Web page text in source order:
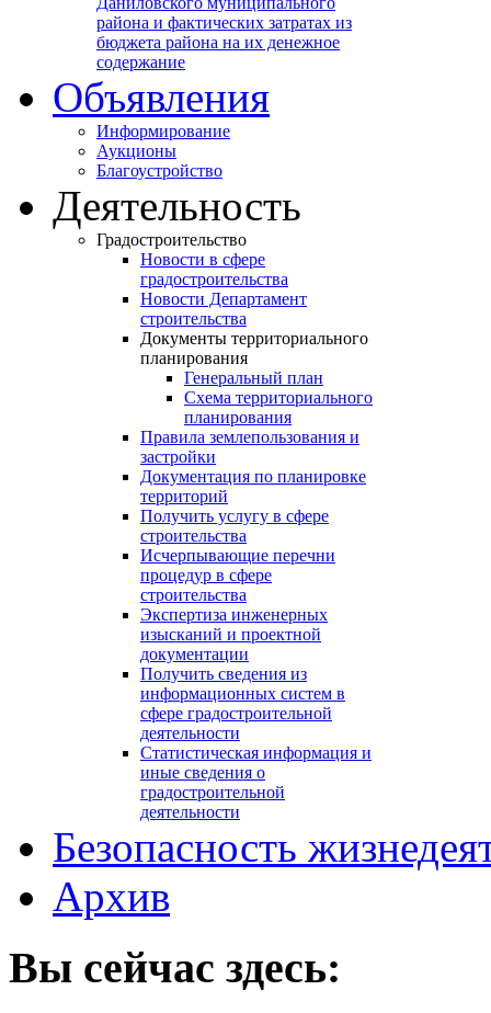
района и фактических затратах из
бюджета района на их денежное
содержание
Объявления
Информирование
Аукционы
Благоустройство
Деятельность
Градостроительство
Новости в сфере
градостроительства
Новости Департамент
строительства
Документы территориального
планирования
Генеральный план
Схема территориального
планирования
Правила землепользования и
застройки
Документация по планировке
территорий
Получить услугу в сфере
строительства
Исчерпывающие перечни
процедур в сфере
строительства
Экспертиза инженерных
изысканий и проектной
документации
Получить сведения из
информационных систем в
сфере градостроительной
деятельности
Статистическая информация и
иные сведения о
градостроительной
деятельности
Безопасность
Архив
Вы сейчас здесь: